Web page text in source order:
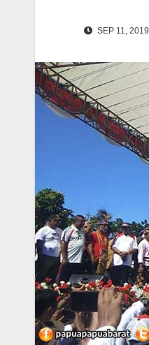
SEP 11, 2019